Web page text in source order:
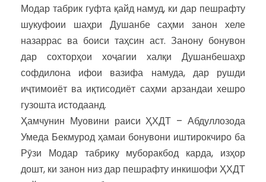
Модар табрик гуфта қайд намуд, ки дар пешрафту
шукуфоии шаҳри Душанбе саҳми занон хеле
назаррас ва боиси таҳсин аст. Занону бонувон
дар сохторҳои хоҷагии халқи Душанбешаҳр
софдилона ифои вазифа намуда, дар рушди
иҷтимоиёт ва иқтисодиёт саҳми арзандаи хешро
гузошта истодаанд.
Ҳамчунин Муовини раиси ҲХДТ – Абдуллозода
Умеда Бекмурод ҳамаи бонувони иштирокчиро ба
Рӯзи Модар табрику муборакбод карда, изҳор
дошт, ки занон низ дар пешрафту инкишофи ҲХДТ